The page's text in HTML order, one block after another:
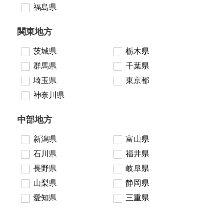
福島県
関東地方
茨城県
栃木県
群馬県
千葉県
埼玉県
東京都
神奈川県
中部地方
新潟県
富山県
石川県
福井県
長野県
岐阜県
山梨県
静岡県
愛知県
三重県